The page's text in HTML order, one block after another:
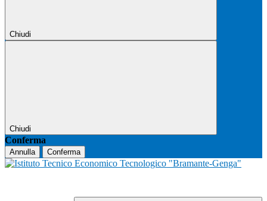
Chiudi
Chiudi
Conferma
Annulla Conferma